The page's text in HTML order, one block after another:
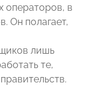
операторов, в
Он полагает,
лишь
те,